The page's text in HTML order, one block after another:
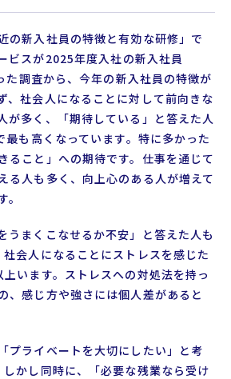
の新入社員の特徴と有効な研修」で
ビスが2025年度入社の新入社員
調査から、今年の新入社員の特徴が
、社会人になることに対して前向きな
が多く、「期待している」と答えた人
最も高くなっています。特に多かった
ること」への期待です。仕事を通じて
る人も多く、向上心のある人が増えて
うまくこなせるか不安」と答えた人も
会人になることにストレスを感じた
います。ストレスへの対処法を持っ
、感じ方や強さには個人差があると
プライベートを大切にしたい」と考
かし同時に、「必要な残業なら受け